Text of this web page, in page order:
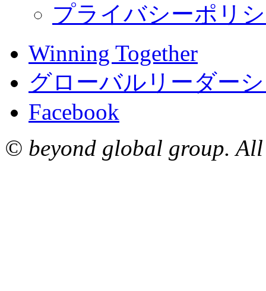
プライバシーポリ
Winning Together
グローバルリーダー
Facebook
© beyond global group. All